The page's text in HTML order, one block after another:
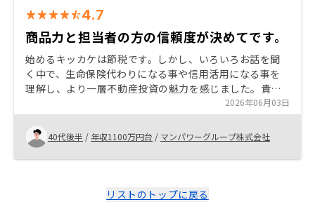
4.7
商品力と担当者の方の信頼度が決めてです。
始めるキッカケは節税です。しかし、いろいろお話を聞
く中で、生命保険代わりになる事や信用活用になる事を
理解し、より一層不動産投資の魅力を感じました。貴社
で購入を決めたキッカケは商品力と担当者様の信頼感で
す。検討している方へのお薦めしたい事はとにかく商品
力が他社比較で圧倒的である点です。基本的に不動産投
資をやらない手は無いなと感じている為、同じ始めるな
ら貴社が一番商品力もあり安心して始める方が出来ると
2026年06月03日
40代後半 / 年収1100万円台 / マンパワーグループ株式会社
リストのトップに戻る